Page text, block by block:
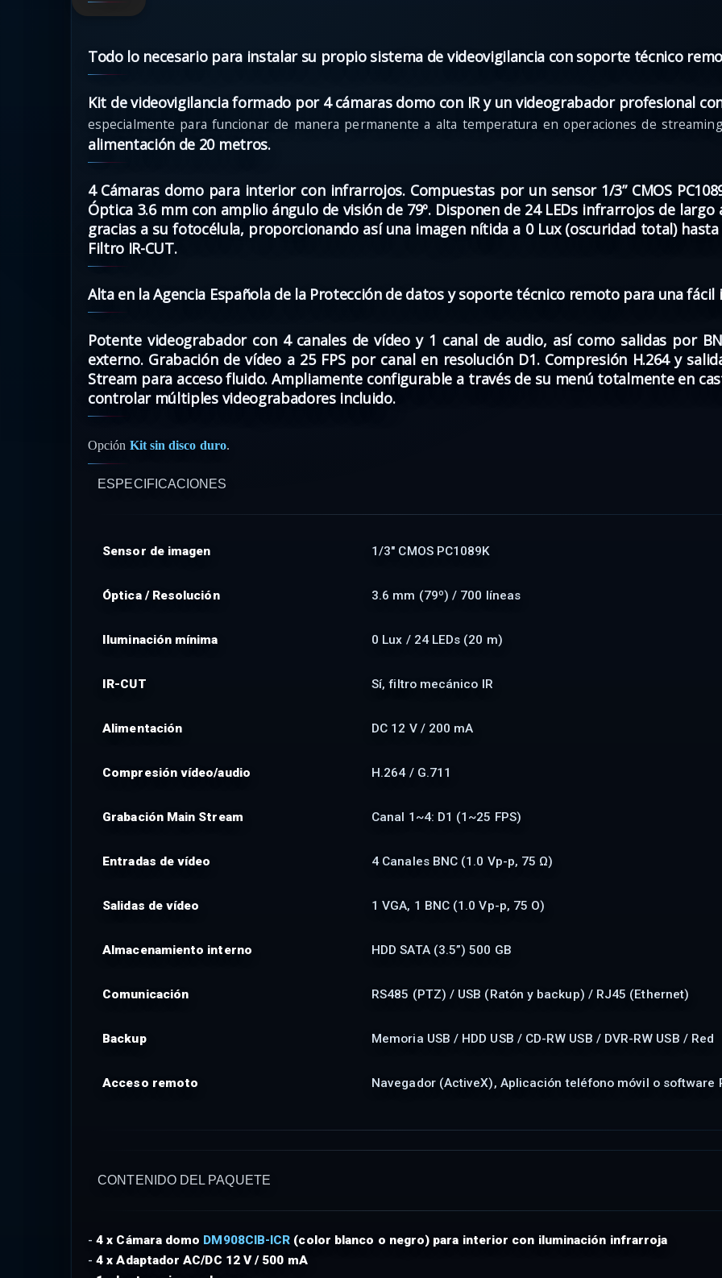
Todo lo necesario para instalar su propio sistema de videovigilancia con soporte técnico
Kit de videovigilancia formado por 4 cámaras domo con IR y un videograbador profesional
especialmente para funcionar de manera permanente a alta temperatura en operaciones de
alimentación de 20 metros.
4 Cámaras domo para interior con infrarrojos. Compuestas por un sensor 1/3” CMOS
Óptica 3.6 mm con amplio ángulo de visión de 79º. Disponen de 24 LEDs infrarrojos de
gracias a su fotocélula, proporcionando así una imagen nítida a 0 Lux (oscuridad total)
Filtro IR-CUT.
Alta en la Agencia Española de la Protección de datos y soporte técnico remoto para una fácil
Potente videograbador con 4 canales de vídeo y 1 canal de audio, así como salidas por
externo. Grabación de vídeo a 25 FPS por canal en resolución D1. Compresión H.264 y
Stream para acceso fluido. Ampliamente configurable a través de su menú totalmente en
controlar múltiples videograbadores incluido.
Opción Kit sin disco duro.
ESPECIFICACIONES
Sensor de imagen 1/3" CMOS PC1089K
Óptica / Resolución 3.6 mm (79º) / 700 líneas
Iluminación mínima 0 Lux / 24 LEDs (20 m)
IR-CUT Sí, filtro mecánico IR
Alimentación DC 12 V / 200 mA
Compresión vídeo/audio H.264 / G.711
Grabación Main Stream Canal 1~4: D1 (1~25 FPS)
Entradas de vídeo 4 Canales BNC (1.0 Vp-p, 75 Ω)
Salidas de vídeo 1 VGA, 1 BNC (1.0 Vp-p, 75 O)
Almacenamiento interno HDD SATA (3.5”) 500 GB
Comunicación RS485 (PTZ) / USB (Ratón y backup) / RJ45 (Ethernet)
Backup Memoria USB / HDD USB / CD-RW USB / DVR-RW USB / Red
Acceso remoto Navegador (ActiveX), Aplicación teléfono móvil o software
CONTENIDO DEL PAQUETE
-4 x Cámara domo DM908CIB-ICR (color blanco o negro) para interior con iluminación infrarroja
-4 x Adaptador AC/DC 12 V / 500 mA